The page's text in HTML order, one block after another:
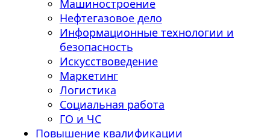
Машиностроение
Нефтегазовое дело
Информационные технологии и
безопасность
Искусствоведение
Маркетинг
Логистика
Социальная работа
ГО и ЧС
Повышение квалификации